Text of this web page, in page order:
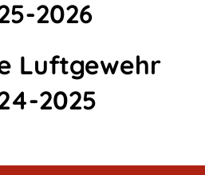
2026
Luftgewehr
2025